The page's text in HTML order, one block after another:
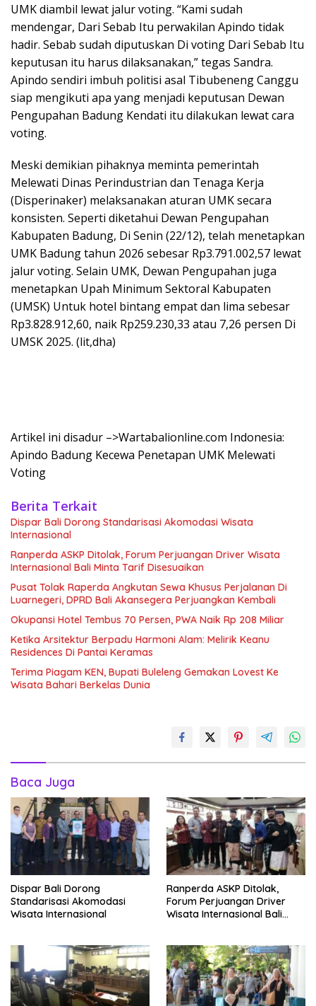
UMK diambil lewat jalur voting. “Kami sudah
mendengar, Dari Sebab Itu perwakilan Apindo tidak
hadir. Sebab sudah diputuskan Di voting Dari Sebab Itu
keputusan itu harus dilaksanakan,” tegas Sandra.
Apindo sendiri imbuh politisi asal Tibubeneng Canggu
siap mengikuti apa yang menjadi keputusan Dewan
Pengupahan Badung Kendati itu dilakukan lewat cara
voting.
Meski demikian pihaknya meminta pemerintah
Melewati Dinas Perindustrian dan Tenaga Kerja
(Disperinaker) melaksanakan aturan UMK secara
konsisten. Seperti diketahui Dewan Pengupahan
Kabupaten Badung, Di Senin (22/12), telah menetapkan
UMK Badung tahun 2026 sebesar Rp3.791.002,57 lewat
jalur voting. Selain UMK, Dewan Pengupahan juga
menetapkan Upah Minimum Sektoral Kabupaten
(UMSK) Untuk hotel bintang empat dan lima sebesar
Rp3.828.912,60, naik Rp259.230,33 atau 7,26 persen Di
UMSK 2025. (lit,dha)
Artikel ini disadur –>Wartabalionline.com Indonesia:
Apindo Badung Kecewa Penetapan UMK Melewati
Voting
Berita Terkait
Dispar Bali Dorong Standarisasi Akomodasi Wisata
Internasional
Ranperda ASKP Ditolak, Forum Perjuangan Driver Wisata
Internasional Bali Minta Tarif Disesuaikan
Pusat Tolak Raperda Angkutan Sewa Khusus Perjalanan Di
Luarnegeri, DPRD Bali Akansegera Perjuangkan Kembali
Okupansi Hotel Tembus 70 Persen, PWA Naik Rp 208 Miliar
Ketika Arsitektur Berpadu Harmoni Alam: Melirik Keanu
Residences Di Pantai Keramas
Terima Piagam KEN, Bupati Buleleng Gemakan Lovest Ke
Wisata Bahari Berkelas Dunia
Baca Juga
Dispar Bali Dorong
Standarisasi Akomodasi
Wisata Internasional
Ranperda ASKP Ditolak,
Forum Perjuangan Driver
Wisata Internasional Bali